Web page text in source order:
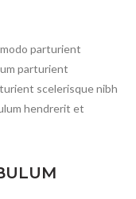
parturient
parturient
scelerisque nibh
hendrerit et